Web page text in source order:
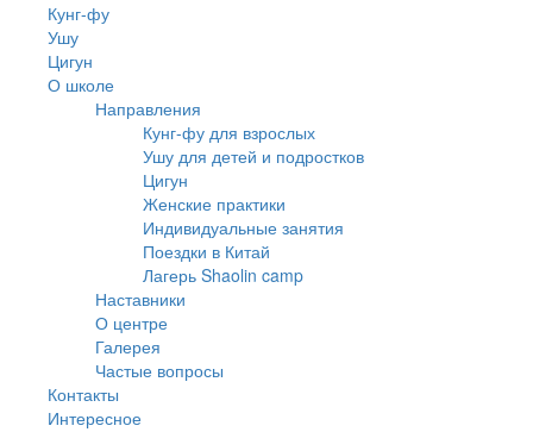
Кунг-фу
Ушу
Цигун
О школе
Направления
Кунг-фу для взрослых
Ушу для детей и подростков
Цигун
Женские практики
Индивидуальные занятия
Поездки в Китай
Лагерь Shaolin camp
Наставники
О центре
Галерея
Частые вопросы
Контакты
Интересное